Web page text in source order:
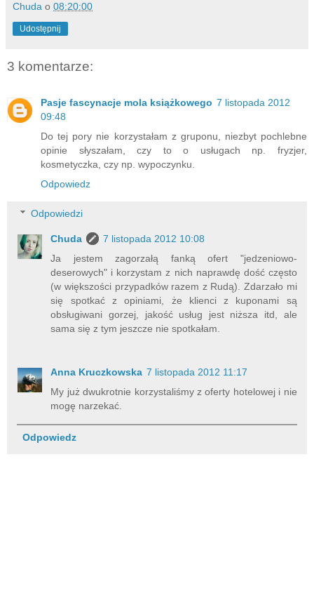
Chuda o 08:20:00
Udostępnij
3 komentarze:
Pasje fascynacje mola książkowego 7 listopada 2012
09:48
Do tej pory nie korzystałam z gruponu, niezbyt pochlebne
opinie słyszałam, czy to o usługach np. fryzjer,
kosmetyczka, czy np. wypoczynku.
Odpowiedz
Odpowiedzi
Chuda
7 listopada 2012 10:08
Ja jestem zagorzałą fanką ofert "jedzeniowo-
deserowych" i korzystam z nich naprawdę dość często
(w większości przypadków razem z Rudą). Zdarzało mi
się spotkać z opiniami, że klienci z kuponami są
obsługiwani gorzej, jakość usług jest niższa itd, ale
sama się z tym jeszcze nie spotkałam.
Anna Kruczkowska 7 listopada 2012 11:17
My już dwukrotnie korzystaliśmy z oferty hotelowej i nie
mogę narzekać.
Odpowiedz